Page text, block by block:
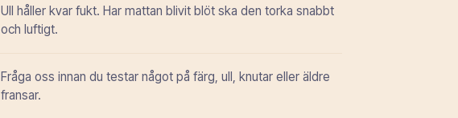
Ull håller kvar fukt. Har mattan blivit blöt ska den torka snabbt
och luftigt.
Fråga oss innan du testar något på färg, ull, knutar eller äldre
fransar.